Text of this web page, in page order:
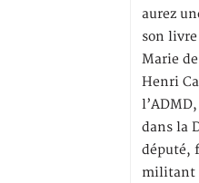
aurez
son
Marie
Henri
dans la
député,
militant